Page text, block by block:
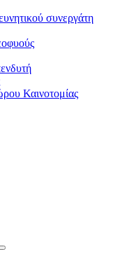
συνεργάτη
Καινοτομίας